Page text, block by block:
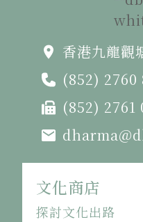
香港九龍觀
(852) 2760
(852) 2761
文化商店
探討文化出路